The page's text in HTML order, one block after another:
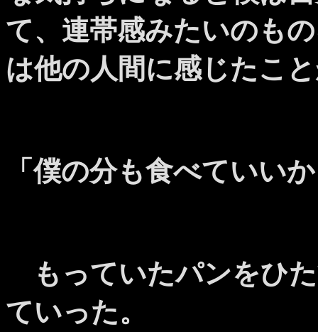
て、連帯感みたいのも
は他の人間に感じたこ
「僕の分も食べていい
もっていたパンをひ
ていった。